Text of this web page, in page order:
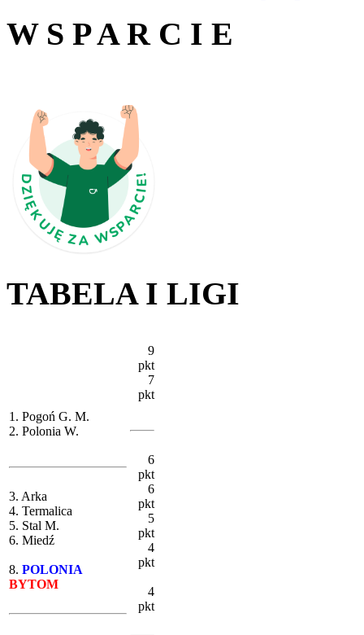
W S P A R C I E
TABELA I LIGI
1. Pogoń G. M.
2. Polonia W.
3. Arka
4. Termalica
5. Stal M.
6. Miedź
8. POLONIA
BYTOM
9
pkt
7
pkt
6
pkt
6
pkt
5
pkt
4
pkt
4
pkt